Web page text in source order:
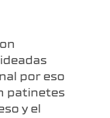
por eso
patinetes
y el